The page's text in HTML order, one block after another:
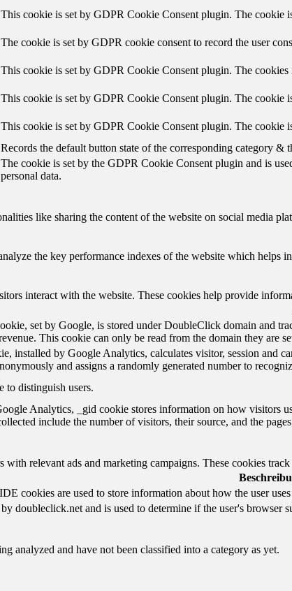
This cookie is set by GDPR Cookie Consent plugin. The cookie
The cookie is set by GDPR cookie consent to record the user
This cookie is set by GDPR Cookie Consent plugin. The
This cookie is set by GDPR Cookie Consent plugin. The cookie
This cookie is set by GDPR Cookie Consent plugin. The cookie
Records the default button state of the corresponding category
The cookie is set by the GDPR Cookie Consent plugin and is
personal data.
like sharing the content of the website on social media
the key performance indexes of the website which helps
interact with the website. These cookies help provide
set by Google, is stored under DoubleClick domain and
This cookie can only be read from the domain they are
installed by Google Analytics, calculates visitor, session and
and assigns a randomly generated number to
to distinguish users.
Analytics, _gid cookie stores information on how visitors
include the number of visitors, their source, and the
relevant ads and marketing campaigns. These cookies
cookies are used to store information about how the user
doubleclick.net and is used to determine if the user's browser
analyzed and have not been classified into a category as yet.